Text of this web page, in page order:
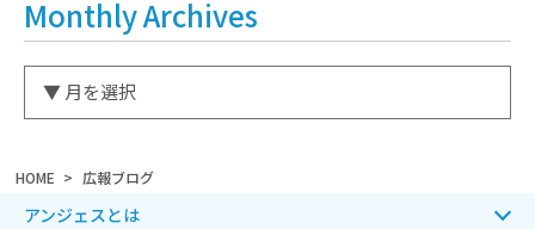
HOME 広報ブログ
Monthly Archives
アンジェスとは